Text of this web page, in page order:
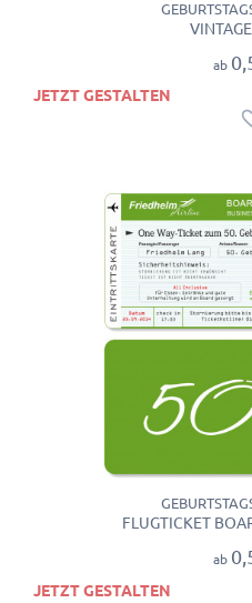
ab
JETZT GESTALTEN
FLUGTICKET
ab
JETZT GESTALTEN